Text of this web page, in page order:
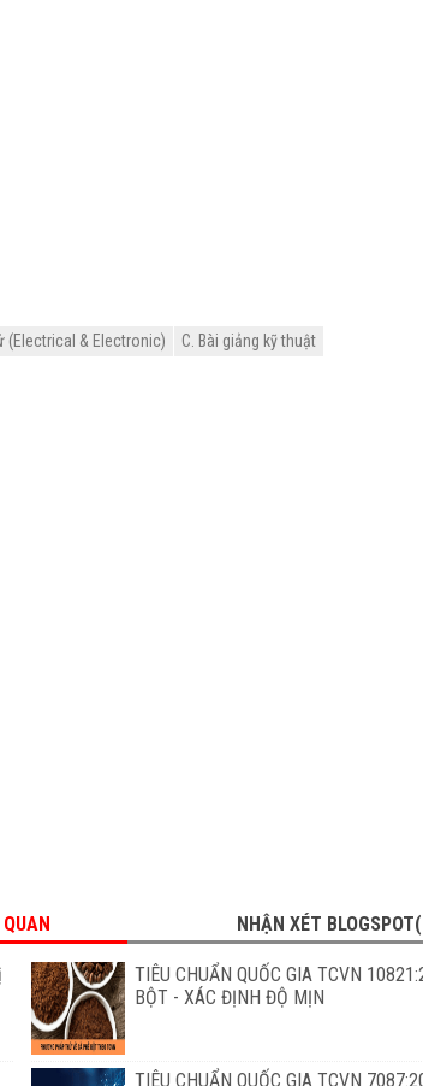
(Electrical & Electronic) C. Bài giảng kỹ thuật
NHẬN XÉT
TIÊU CHUẨN QUỐC GIA TCVN
BỘT - XÁC ĐỊNH ĐỘ MỊN
TIÊU CHUẨN QUỐC GIA TCVN